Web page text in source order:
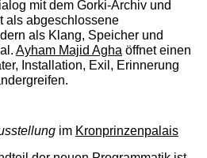
mit dem Gorki-Archiv und
als abgeschlossene
als Klang, Speicher und
Ayham Majid Aghaöffnet einen
Installation, Exil, Erinnerung
im Kronprinzenpalais